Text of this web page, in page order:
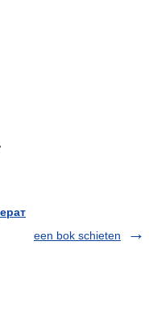
een bok schieten